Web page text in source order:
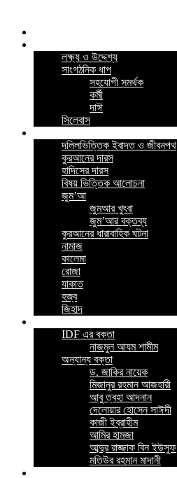
লক্ষ্য ও উদ্দেশ্য
সাংগঠনিক ধাপ
সহযোগী সমর্থক
কর্মী
দাঈ
সিলেবাস
দলিলভিত্তিক ইবাদত ও জীবনপথ
কুরআনের দারস
হাদিসের দারস
বিষয় ভিত্তিক আলোচনা
জুম’আ
জুমআর খুৎবা
জুম’আর বক্তব্য
কুরআনের ধারাবাহিক ঘটনা
নামাজ
কালেমা
রোজা
যাকাত
হজ্ব
জিহাদ
IDF এর বক্তা
নাজমুল আযম শামীম
অন্যান্য বক্তা
ড. জাকির নায়েক
মিজানুর রহমান আজহারী
আবু ত্বহা আদনান
দেলোয়ার হোসেন সাঈদী
কাজী ইব্রাহীম
আমির হামজা
আব্দুর রাজ্জাক বিন ইউসুফ
মতিউর রহমান মাদানী